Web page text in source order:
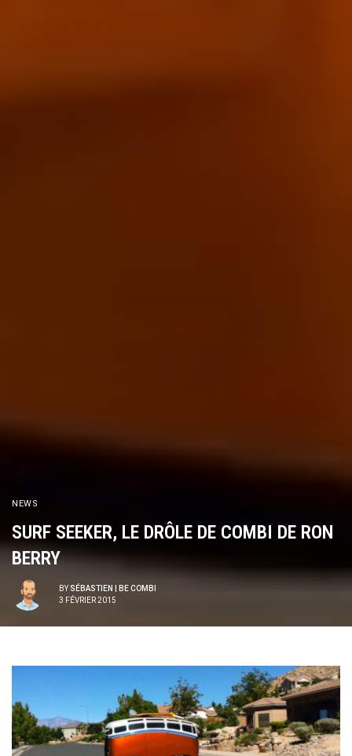
NEWS
SURF SEEKER, LE DRÔLE DE COMBI DE RON
BERRY
BY SÉBASTIEN | BE COMBI
3 FÉVRIER 2015